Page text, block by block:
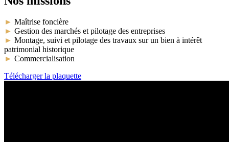
► Maîtrise foncière
► Gestion des marchés et pilotage des entreprises
► Montage, suivi et pilotage des travaux sur un bien à intérêt
patrimonial historique
► Commercialisation
Télécharger la plaquette